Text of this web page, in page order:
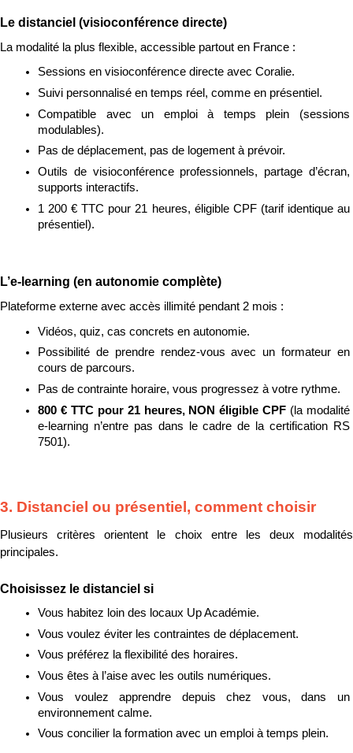
Le distanciel (visioconférence directe)
La modalité la plus flexible, accessible partout en France :
Sessions en visioconférence directe avec Coralie.
Suivi personnalisé en temps réel, comme en présentiel.
Compatible avec un emploi à temps plein (sessions
modulables).
Pas de déplacement, pas de logement à prévoir.
Outils de visioconférence professionnels, partage d’écran,
supports interactifs.
1 200 € TTC pour 21 heures, éligible CPF (tarif identique au
présentiel).
L’e-learning (en autonomie complète)
Plateforme externe avec accès illimité pendant 2 mois :
Vidéos, quiz, cas concrets en autonomie.
Possibilité de prendre rendez-vous avec un formateur en
cours de parcours.
Pas de contrainte horaire, vous progressez à votre rythme.
800 € TTC pour 21 heures, NON éligible CPF (la modalité
e-learning n’entre pas dans le cadre de la certification RS
7501).
3. Distanciel ou présentiel, comment choisir
Plusieurs critères orientent le choix entre les deux modalités
principales.
Choisissez le distanciel si
Vous habitez loin des locaux Up Académie.
Vous voulez éviter les contraintes de déplacement.
Vous préférez la flexibilité des horaires.
Vous êtes à l’aise avec les outils numériques.
Vous voulez apprendre depuis chez vous, dans un
environnement calme.
Vous concilier la formation avec un emploi à temps plein.